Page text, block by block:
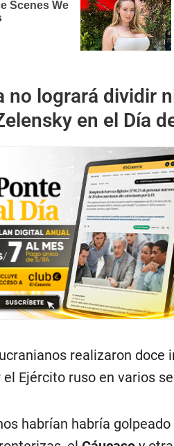
no logrará dividir
en el Día
realizaron doce
Ejército ruso en varios
habrían habría